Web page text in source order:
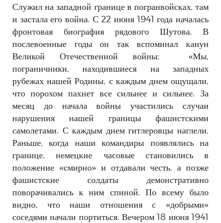
Служил на западной границе в погранвойсках, там
и застала его война. С 22 июня 1941 года началась
фронтовая биография рядового Шутова. В
послевоенные годы он так вспоминал канун
Великой Отечественной войны: «Мы,
пограничники, находившиеся на западных
рубежах нашей Родины, с каждым днем ощущали,
что порохом пахнет все сильнее и сильнее. За
месяц до начала войны участились случаи
нарушения нашей границы фашистскими
самолетами. С каждым днем гитлеровцы наглели.
Раньше, когда наши командиры появлялись на
границе, немецкие часовые становились в
положение «смирно» и отдавали честь, а позже
фашистские солдаты демонстративно
поворачивались к ним спиной. По всему было
видно, что наши отношения с «добрыми»
соседями начали портиться. Вечером 18 июня 1941